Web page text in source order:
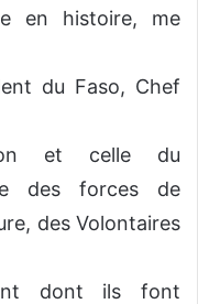
en histoire, me
du Faso, Chef
et celle du
des forces de
des Volontaires
dont ils font